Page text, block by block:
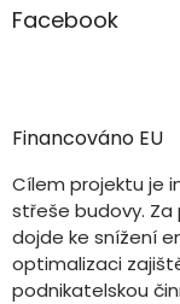
Facebook
Financováno EU
Cílem projektu je
střeše budovy.
dojde ke snížení
optimalizaci
podnikatelskou